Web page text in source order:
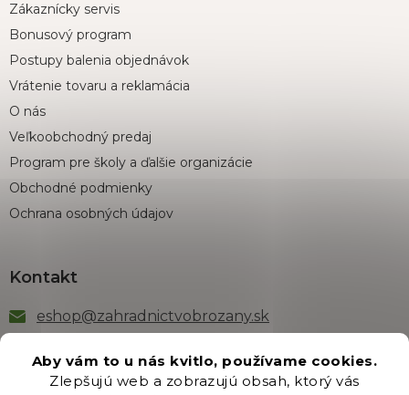
Aby vám to u nás kvitlo, používame cookies.
Zlepšujú web a zobrazujú obsah, ktorý vás
Zákaznícky servis
Bonusový program
Postupy balenia objednávok
Vrátenie tovaru a reklamácia
O nás
Veľkoobchodný predaj
Program pre školy a ďalšie organizácie
Obchodné podmienky
Ochrana osobných údajov
Kontakt
eshop@zahradnictvobrozany.sk